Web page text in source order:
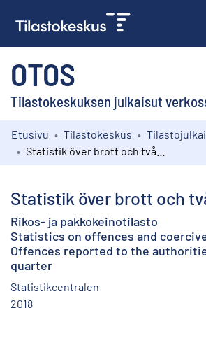
OTOS
Tilastokeskuksen julkaisut
Kokoelmat
Etusivu Tilastokeskus
Statistik över brott och
Rikos- ja pakkokeinotilasto
Statistics on offences and
Offences reported to the
quarter
Statistikcentralen
2018